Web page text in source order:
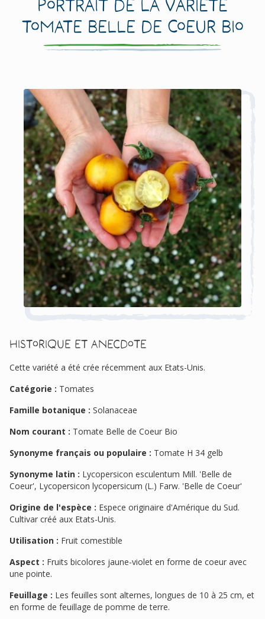
Portrait de la variété
Tomate Belle de Coeur Bio
Historique et anecdote
Cette variété a été crée récemment aux Etats-Unis.
Catégorie : Tomates
Famille botanique : Solanaceae
Nom courant : Tomate Belle de Coeur Bio
Synonyme français ou populaire : Tomate H 34 gelb
Synonyme latin : Lycopersicon esculentum Mill. 'Belle de
Coeur', Lycopersicon lycopersicum (L.) Farw. 'Belle de Coeur'
Origine de l'espèce : Espece originaire d'Amérique du Sud.
Cultivar créé aux Etats-Unis.
Utilisation : Fruit comestible
Aspect : Fruits bicolores jaune-violet en forme de coeur avec
une pointe.
Feuillage : Les feuilles sont alternes, longues de 10 à 25 cm, et
en forme de feuillage de pomme de terre.